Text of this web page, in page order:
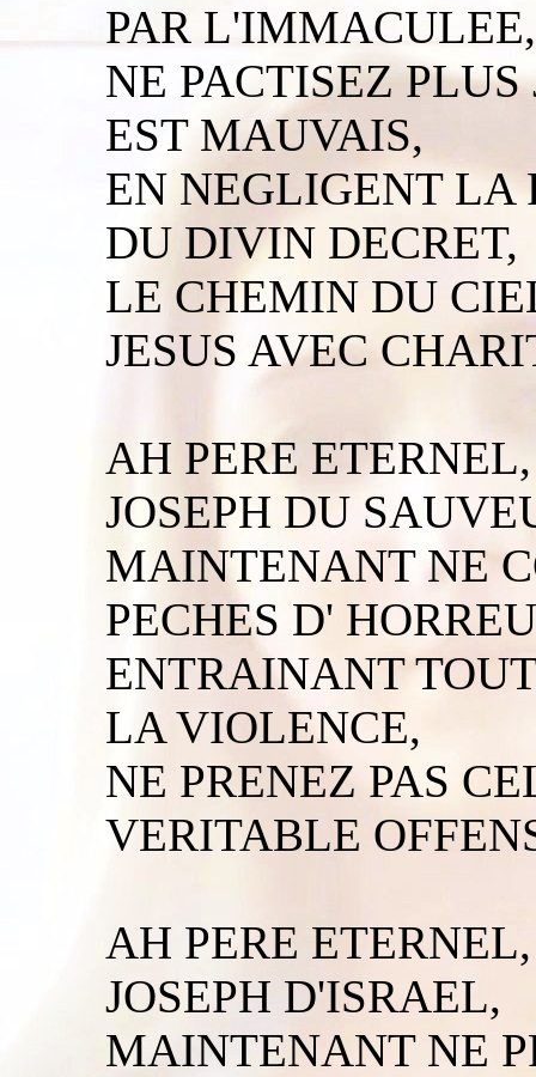
PAR L'IMMACULEE,
NE PACTISEZ
EST MAUVAIS,
EN NEGLIGENT LA
DU DIVIN DECRET,
LE CHEMIN DU
JESUS AVEC
AH PERE
JOSEPH DU
MAINTENANT NE
PECHES D'
ENTRAINANT
LA VIOLENCE,
NE PRENEZ PAS
VERITABLE
AH PERE
JOSEPH D'ISRAEL,
MAINTENANT NE